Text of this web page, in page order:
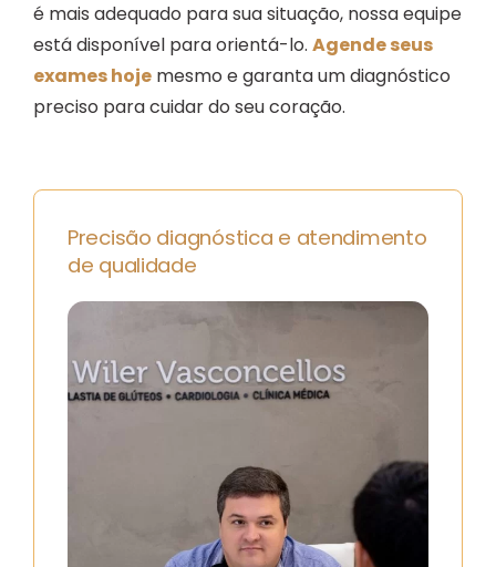
é mais adequado para sua situação, nossa equipe
está disponível para orientá-lo. Agende seus
exames hojemesmo e garanta um diagnóstico
preciso para cuidar do seu coração.
Precisão diagnóstica e atendimento
de qualidade